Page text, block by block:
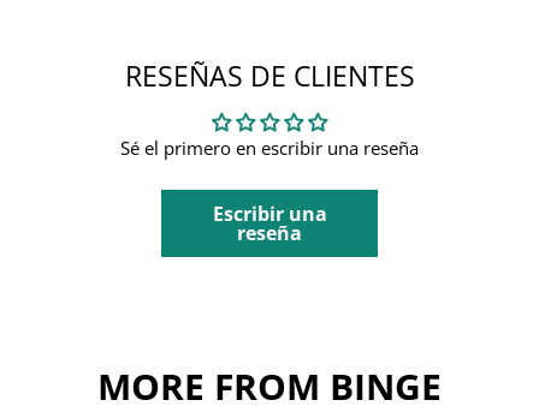
RESEÑAS DE CLIENTES
Sé el primero en escribir una reseña
Escribir una
reseña
MORE FROM BINGE